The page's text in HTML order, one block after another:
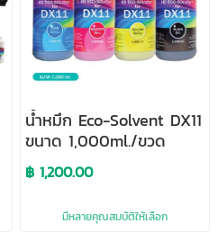
น้ำหมึก Eco-Solvent DX11
ขนาด 1,000ml./ขวด
฿ 1,200.00
มีหลายคุณสมบัติให้เลือก